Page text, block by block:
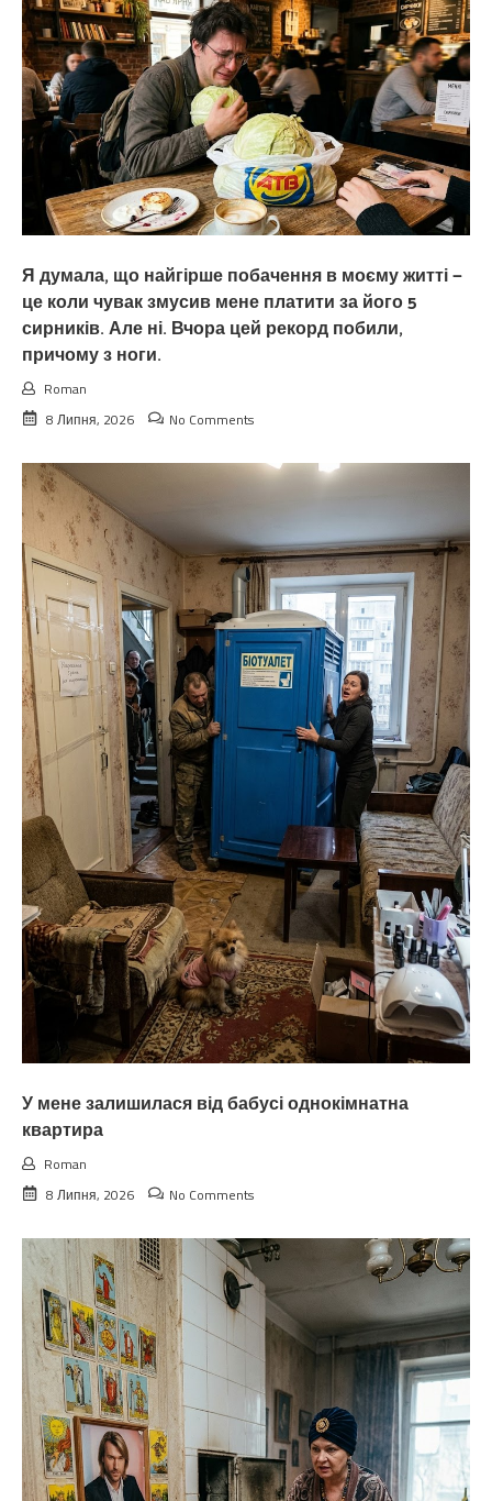
Я думала, що найгірше побачення в моєму житті —
це коли чувак змусив мене платити за його 5
сирників. Але ні. Вчора цей рекорд побили,
причому з ноги.
Roman
8 Липня, 2026
No Comments
У мене залишилася від бабусі однокімнатна
квартира
Roman
8 Липня, 2026
No Comments